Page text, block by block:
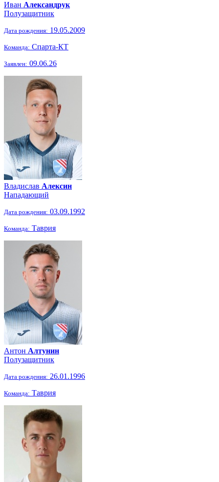
Иван Александрук
Полузащитник
Дата рождения: 19.05.2009
Команда: Спарта-КТ
Заявлен: 09.06.26
Владислав Алексин
Нападающий
Дата рождения: 03.09.1992
Команда: Таврия
Антон Алтунин
Полузащитник
Дата рождения: 26.01.1996
Команда: Таврия